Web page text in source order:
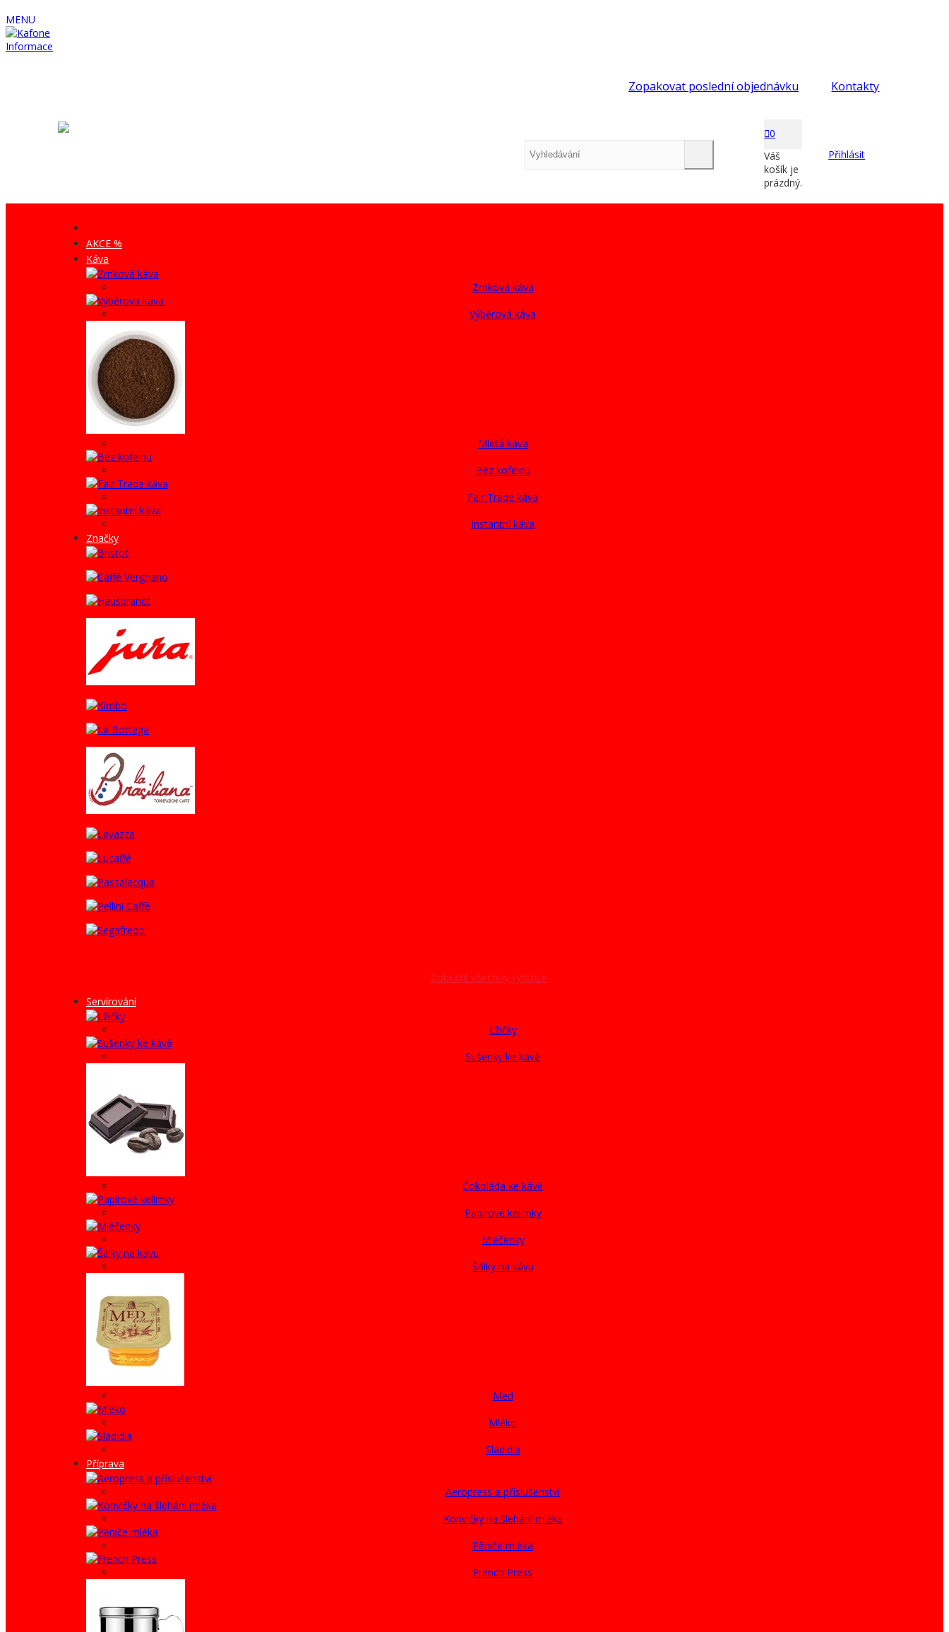
MENU
Informace
Zopakovat poslední objednávku Kontakty
0
Váš
košík je
prázdný.
Přihlásit
AKCE %
Káva
Zrnková káva
Výběrová káva
Mletá káva
Bez kofeinu
Fair Trade káva
Instantní káva
Značky
Zobrazit všechny výrobce
Servírování
Lžičky
Sušenky ke kávě
Čokoláda ke kávě
Papírové kelímky
Mléčenky
Šálky na kávu
Med
Mléko
Sladidla
Příprava
Aeropress a příslušenství
Konvičky na šlehání mléka
Pěniče mléka
French Press